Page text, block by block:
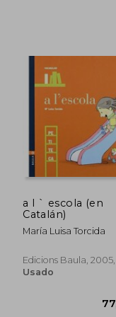
a l ` escola (en
Catalán)
María Luisa Torcida
Edicions Baula, 2005,
Usado